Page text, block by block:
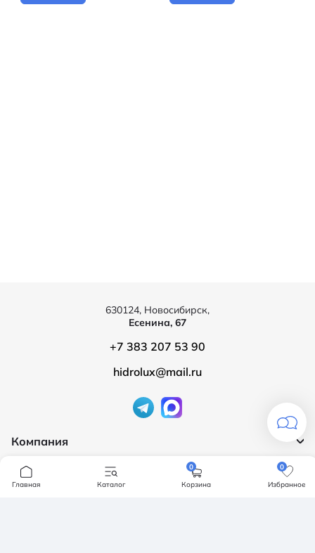
Компания
О компании
Бренды
Продукция
630124, Новосибирск,
Есенина, 67
+7 383 207 53 90
hidrolux@mail.ru
Главная Каталог
0
Корзина
0
Избранное